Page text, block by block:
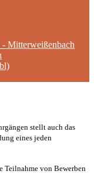
Mitterweißenbach
stellt auch das
eines jeden
Teilnahme von Bewerben